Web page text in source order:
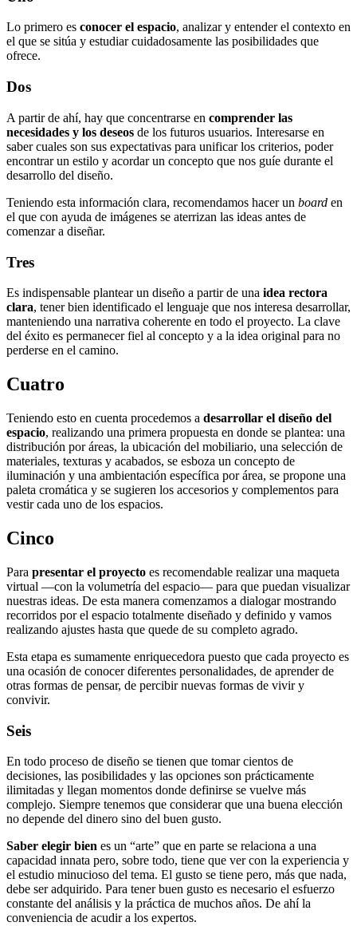
Lo primero es conocer el espacio, analizar y entender el contexto en
el que se sitúa y estudiar cuidadosamente las posibilidades que
ofrece.
Dos
A partir de ahí, hay que concentrarse en comprender las
necesidades y los deseos de los futuros usuarios. Interesarse en
saber cuales son sus expectativas para unificar los criterios, poder
encontrar un estilo y acordar un concepto que nos guíe durante el
desarrollo del diseño.
Teniendo esta información clara, recomendamos hacer un board en
el que con ayuda de imágenes se aterrizan las ideas antes de
comenzar a diseñar.
Tres
Es indispensable plantear un diseño a partir de una idea rectora
clara, tener bien identificado el lenguaje que nos interesa desarrollar,
manteniendo una narrativa coherente en todo el proyecto. La clave
del éxito es permanecer fiel al concepto y a la idea original para no
perderse en el camino.
Cuatro
Teniendo esto en cuenta procedemos a desarrollar el diseño del
espacio, realizando una primera propuesta en donde se plantea: una
distribución por áreas, la ubicación del mobiliario, una selección de
materiales, texturas y acabados, se esboza un concepto de
iluminación y una ambientación específica por área, se propone una
paleta cromática y se sugieren los accesorios y complementos para
vestir cada uno de los espacios.
Cinco
Para presentar el proyecto es recomendable realizar una maqueta
virtual —con la volumetría del espacio— para que puedan visualizar
nuestras ideas. De esta manera comenzamos a dialogar mostrando
recorridos por el espacio totalmente diseñado y definido y vamos
realizando ajustes hasta que quede de su completo agrado.
Esta etapa es sumamente enriquecedora puesto que cada proyecto es
una ocasión de conocer diferentes personalidades, de aprender de
otras formas de pensar, de percibir nuevas formas de vivir y
convivir.
Seis
En todo proceso de diseño se tienen que tomar cientos de
decisiones, las posibilidades y las opciones son prácticamente
ilimitadas y llegan momentos donde definirse se vuelve más
complejo. Siempre tenemos que considerar que una buena elección
no depende del dinero sino del buen gusto.
Saber elegir bien es un “arte” que en parte se relaciona a una
capacidad innata pero, sobre todo, tiene que ver con la experiencia y
el estudio minucioso del tema. El gusto se tiene pero, más que nada,
debe ser adquirido. Para tener buen gusto es necesario el esfuerzo
constante del análisis y la práctica de muchos años. De ahí la
conveniencia de acudir a los expertos.